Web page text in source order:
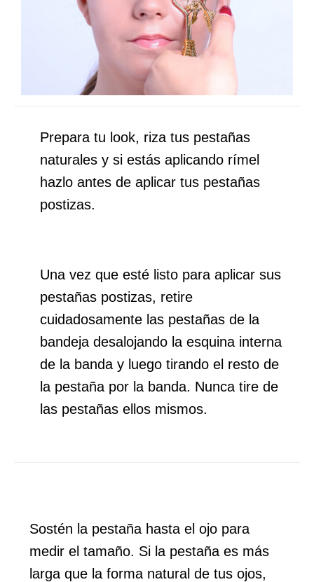
Prepara tu look, riza tus pestañas
naturales y si estás aplicando rímel
hazlo antes de aplicar tus pestañas
postizas.
Una vez que esté listo para aplicar sus
pestañas postizas, retire
cuidadosamente las pestañas de la
bandeja desalojando la esquina interna
de la banda y luego tirando el resto de
la pestaña por la banda. Nunca tire de
las pestañas ellos mismos.
Sostén la pestaña hasta el ojo para
medir el tamaño. Si la pestaña es más
larga que la forma natural de tus ojos,